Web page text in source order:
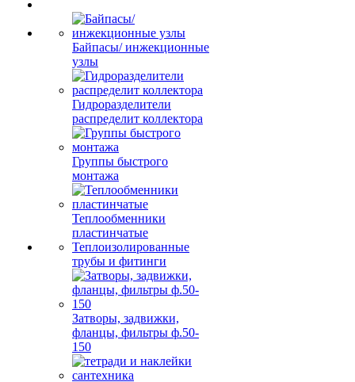
Байпасы/ инжекционные
узлы
Гидроразделители
распределит коллектора
Группы быстрого
монтажа
Теплообменники
пластинчатые
Теплоизолированные
трубы и фитинги
Затворы, задвижки,
фланцы, фильтры ф.50-
150